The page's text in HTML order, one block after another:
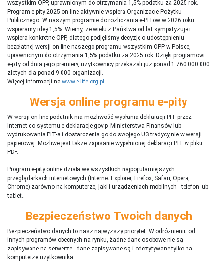
wszystkim OPP, uprawnionym do otrzymania 1,5% podatku za 2025 rok.
Program e-pity 2025 on-line aktywnie wspiera Organizacje Pożytku
Publicznego. W naszym programie do rozliczania e-PITów w 2026 roku
wspieramy ideę 1,5%. Wiemy, że wielu z Państwa od lat sympatyzuje i
wspiera konkretne OPP, dlatego podjęliśmy decyzję o udostępnieniu
bezpłatnej wersji on-line naszego programu wszystkim OPP w Polsce,
uprawnionym do otrzymania 1,5% podatku za 2025 rok. Dzięki programowi
e-pity od dnia jego premiery, użytkownicy przekazali już ponad 1 760 000 000
złotych dla ponad 9 000 organizacji.
Więcej informacji na www.e-life.org.pl
Wersja online programu e-pity
W wersji on-line podatnik ma możliwość wysłania deklaracji PIT przez
Internet do systemu e-deklaracje.gov.pl Ministerstwa Finansów lub
wydrukowania PIT-a i dostarczenia go do swojego US tradycyjnie w wersji
papierowej. Możliwe jest także zapisanie wypełnionej deklaracji PIT w pliku
PDF.
Program e-pity online działa we wszystkich najpopularniejszych
przeglądarkach internetowych (Internet Explorer, Firefox, Safari, Opera,
Chrome) zarówno na komputerze, jaki i urządzeniach mobilnych - telefon lub
tablet..
Bezpieczeństwo Twoich danych
Bezpieczeństwo danych to nasz najwyższy priorytet. W odróżnieniu od
innych programów obecnych na rynku, żadne dane osobowe nie są
zapisywane na serwerze - dane zapisywane są i odczytywane tylko na
komputerze użytkownika.